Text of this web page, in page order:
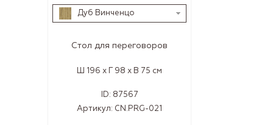
Дуб Винченцо
Стол для переговоров
Ш 196 x Г 98 x В 75 см
ID: 87567
Артикул: CN.PRG-021